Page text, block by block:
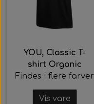
YOU, Classic T-
shirt Organic
Findes i flere farver
Vis vare